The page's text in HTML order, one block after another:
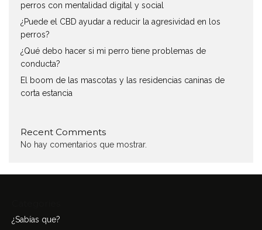
perros con mentalidad digital y social
¿Puede el CBD ayudar a reducir la agresividad en los
perros?
¿Qué debo hacer si mi perro tiene problemas de
conducta?
El boom de las mascotas y las residencias caninas de
corta estancia
Recent Comments
No hay comentarios que mostrar.
¿Sabías que?